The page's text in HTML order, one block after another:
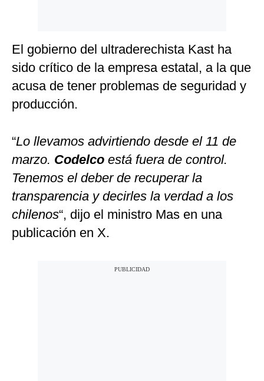
El gobierno del ultraderechista Kast ha
sido crítico de la empresa estatal, a la que
acusa de tener problemas de seguridad y
producción.
“Lo llevamos advirtiendo desde el 11 de
marzo. Codelco está fuera de control.
Tenemos el deber de recuperar la
transparencia y decirles la verdad a los
chilenos“, dijo el ministro Mas en una
publicación en X.